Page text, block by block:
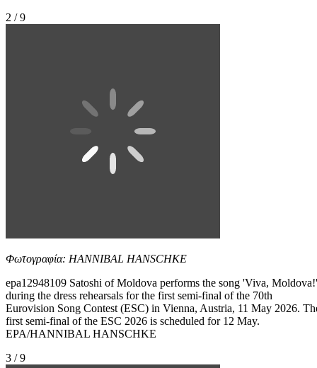
2 / 9
Φωτογραφία: HANNIBAL HANSCHKE
epa12948109 Satoshi of Moldova performs the song 'Viva, Moldova!'
during the dress rehearsals for the first semi-final of the 70th
Eurovision Song Contest (ESC) in Vienna, Austria, 11 May 2026.
first semi-final of the ESC 2026 is scheduled for 12 May.
EPA/HANNIBAL HANSCHKE
3 / 9